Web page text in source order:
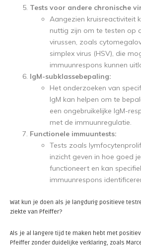
Tests voor andere chronische
Aangezien kruisreactiviteit
nuttig zijn om te testen op
virussen, zoals
simplex virus (HSV), die
immuunrespons kunnen
IgM-subklassebepaling:
Het onderzoeken van
IgM kan helpen om te
een ongebruikelijke IgM-
met de immuunregulatie.
Functionele immuuntests:
Tests zoals
inzicht geven in hoe goed
functioneert en kan
immuunrespons
Wat kun je doen als je langdurig positieve
ziekte van Pfeiffer?
Als je al langere tijd te maken hebt met
Pfeiffer zonder duidelijke verklaring, zoals